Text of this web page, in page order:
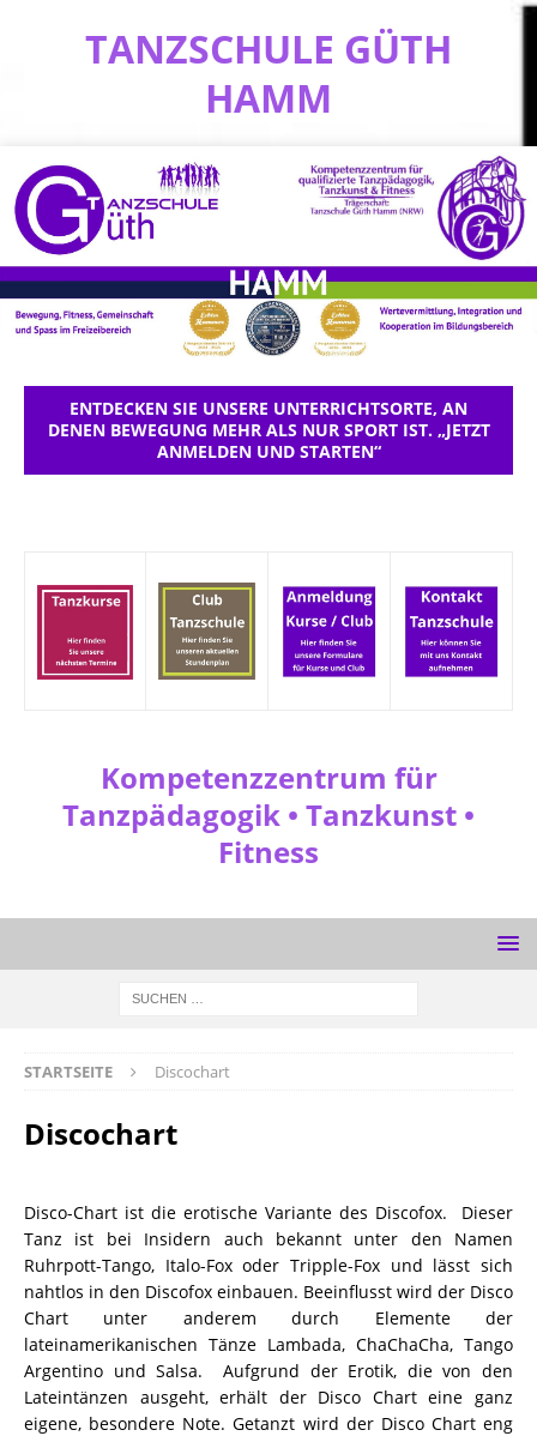
TANZSCHULE GÜTH
HAMM
ENTDECKEN SIE UNSERE UNTERRICHTSORTE, AN
DENEN BEWEGUNG MEHR ALS NUR SPORT IST. „JETZT
ANMELDEN UND STARTEN“
Kompetenzzentrum für
Tanzpädagogik • Tanzkunst •
Fitness
STARTSEITE Discochart
Discochart
Disco-Chart ist die erotische Variante des Discofox. Dieser
Tanz ist bei Insidern auch bekannt unter den Namen
Ruhrpott-Tango, Italo-Fox oder Tripple-Fox und lässt sich
nahtlos in den Discofox einbauen. Beeinflusst wird der Disco
Chart unter anderem durch Elemente der
lateinamerikanischen Tänze Lambada, ChaChaCha, Tango
Argentino und Salsa. Aufgrund der Erotik, die von den
Lateintänzen ausgeht, erhält der Disco Chart eine ganz
eigene, besondere Note. Getanzt wird der Disco Chart eng